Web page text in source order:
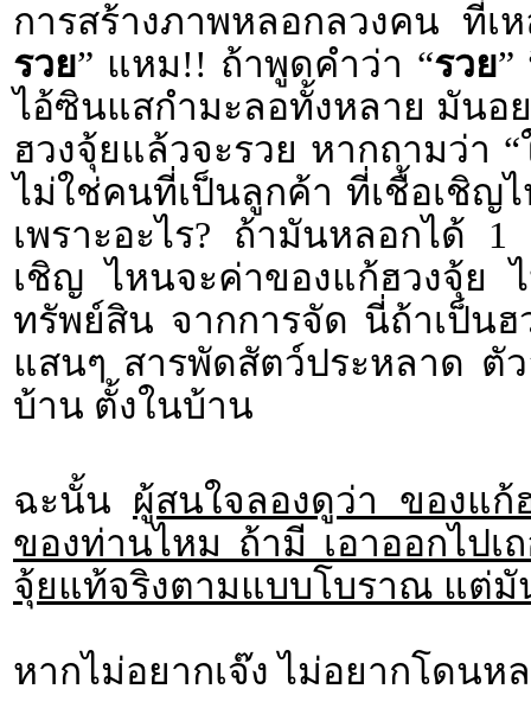
การสร้างภาพหลอกลวงคน ที่
รวย” แหม!! ถ้าพูดคำว่า “รวย”
ไอ้ซินแสกำมะลอทั้งหลาย มันอ
ฮวงจุ้ยแล้วจะรวย หากถามว่า
ไม่ใช่คนที่เป็นลูกค้า ที่เชื้อเชิญ
เพราะอะไร? ถ้ามันหลอกได้
เชิญ ไหนจะค่าของแก้ฮวงจุ้ย
ทรัพย์สิน จากการจัด นี่ถ้าเป็น
แสนๆ สารพัดสัตว์ประหลาด ตั
บ้าน ตั้งในบ้าน
ฉะนั้น ผู้สนใจลองดูว่า ของแ
ของท่านไหม ถ้ามี เอาออกไปเ
จุ้ยแท้จริงตามแบบโบราณ แต่มั
หากไม่อยากเจ๊ง ไม่อยากโดนห